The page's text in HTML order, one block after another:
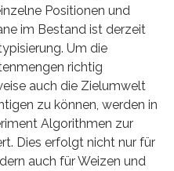
Positionen und
im Bestand ist derzeit
Um die
richtig
auch die Zielumwelt
zu können, werden in
Algorithmen zur
Dies erfolgt nicht nur für
auch für Weizen und